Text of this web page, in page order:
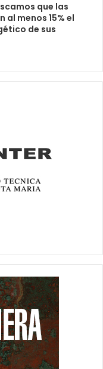
que las
al menos 15% el
de sus